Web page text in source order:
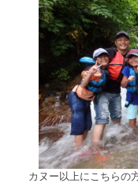
カヌー以上にこちらの